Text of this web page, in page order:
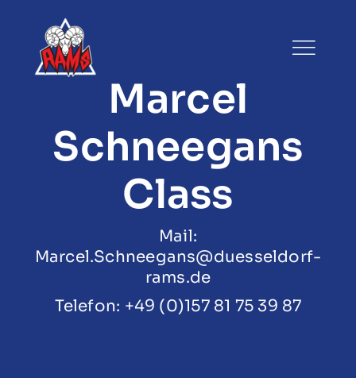
springen
Marcel
Schneegans
Class
Mail:
Marcel.Schneegans@duesseldorf-
rams.de
Telefon: +49 (0)157 81 75 39 87